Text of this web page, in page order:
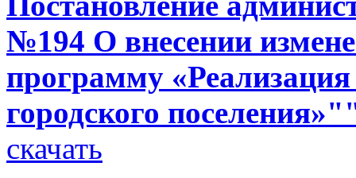
№194 О внесении
программу
городского
скачать